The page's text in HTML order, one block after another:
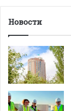
Новости